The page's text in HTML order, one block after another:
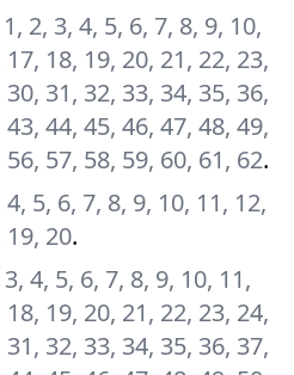
1, 2, 3, 4, 5, 6, 7, 8, 9, 10,
18, 19, 20, 21, 22, 23,
31, 32, 33, 34, 35, 36,
44, 45, 46, 47, 48, 49,
57, 58, 59, 60, 61, 62.
4, 5, 6, 7, 8, 9, 10, 11, 12,
19, 20.
3, 4, 5, 6, 7, 8, 9, 10, 11,
19, 20, 21, 22, 23, 24,
32, 33, 34, 35, 36, 37,